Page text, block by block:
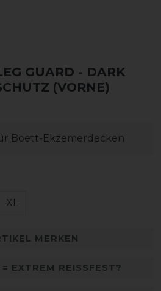
GUARD - DARK
(VORNE)
Boett-Ekzemerdecken
XL
MERKEN
EXTREM REISSFEST?